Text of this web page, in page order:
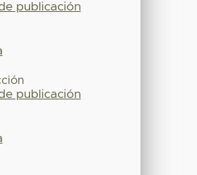
publicación
publicación